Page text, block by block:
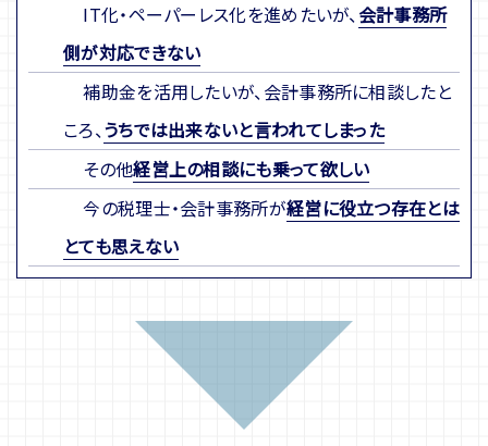
IT化・ペーパーレス化を進めたいが、会計事務所
側が対応できない
補助金を活用したいが、会計事務所に相談したと
ころ、うちでは出来ないと言われてしまった
その他経営上の相談にも乗って欲しい
今の税理士・会計事務所が経営に役立つ存在とは
とても思えない